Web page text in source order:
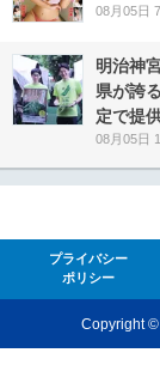
08月05日
明治神
県が誇
定で提
08月05日
プライバシー
ポリシー
Copyright ©